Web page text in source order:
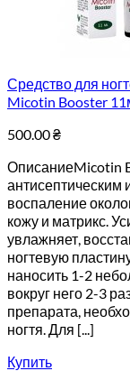
Средство для
Micotin Booster
500.00₴
ОписаниеMicotin
воспаление
кожу и матрикс.
увлажняет,
ногтевую
наносить 1-2
вокруг него 2-3
препарата,
ногтя. Для [...]
Купить